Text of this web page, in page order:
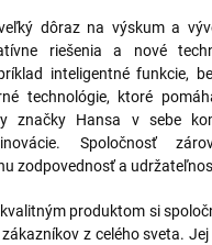
dôraz na výskum a
riešenia a nové
inteligentné funkcie,
technológie, ktoré
značky Hansa v sebe
Spoločnosť
zodpovednosť a
produktom si
z celého sveta.